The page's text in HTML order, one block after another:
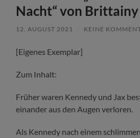
Nacht“ von
12. AUGUST 2021 KEINE
[Eigenes Exemplar]
Zum Inhalt:
Früher waren Kennedy und Jax
einander aus den Augen verloren.
Als Kennedy nach einem